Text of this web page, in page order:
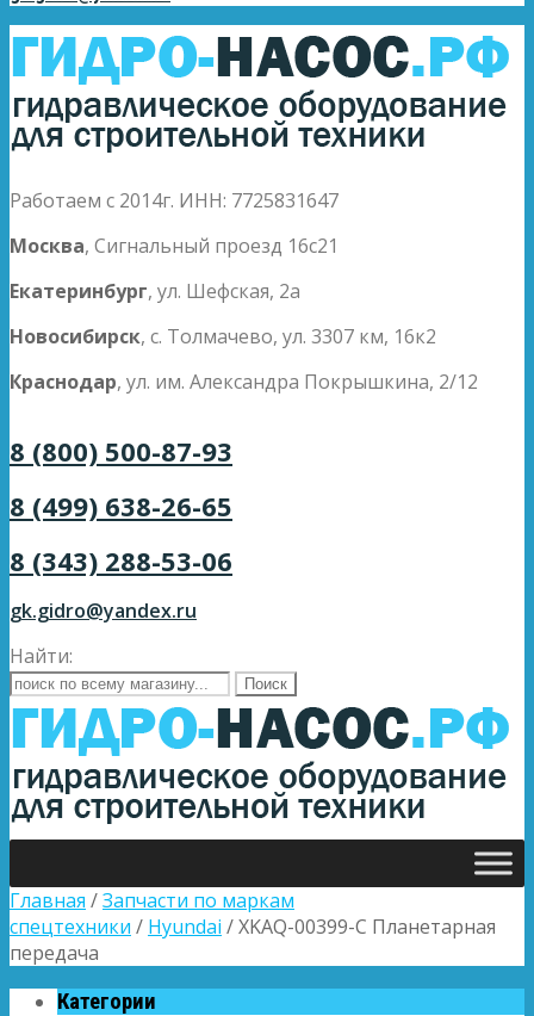
Работаем с 2014г. ИНН: 7725831647
Москва, Сигнальный проезд 16с21
Екатеринбург, ул. Шефская, 2а
Новосибирск, с. Толмачево, ул. 3307 км, 16к2
Краснодар, ул. им. Александра Покрышкина, 2/12
8 (800) 500-87-93
8 (499) 638-26-65
8 (343) 288-53-06
gk.gidro@yandex.ru
Найти:
Главная /Запчасти по маркам
спецтехники / Hyundai / XKAQ-00399-C Планетарная
передача
Категории